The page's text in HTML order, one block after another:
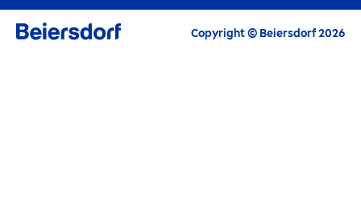
Alle aktuellen Highlights, Pflegetipps,
Inspirationen, Angebote und gratisCopyright © Beiersdorf 2026